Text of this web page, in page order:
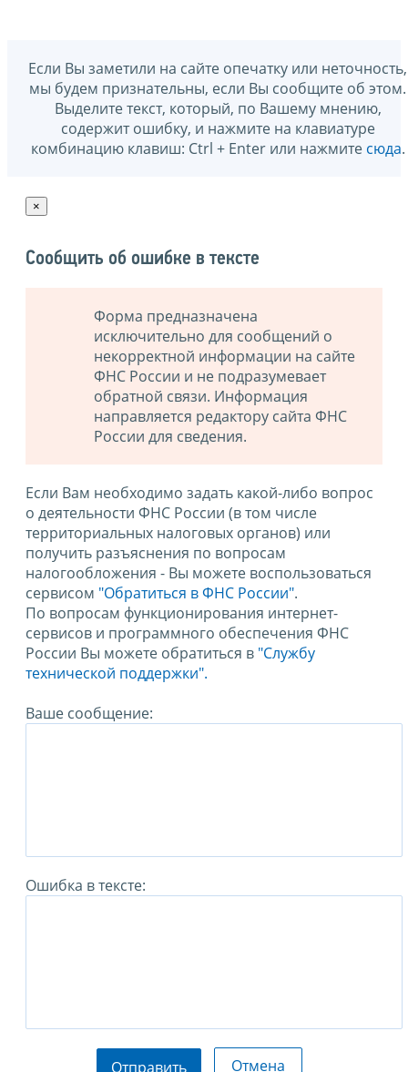
Если Вы заметили на сайте опечатку или неточность,
мы будем признательны, если Вы сообщите об этом.
Выделите текст, который, по Вашему мнению,
содержит ошибку, и нажмите на клавиатуре
комбинацию клавиш: Ctrl + Enter или нажмите сюда.
×
Сообщить об ошибке в тексте
Форма предназначена
исключительно для сообщений о
некорректной информации на сайте
ФНС России и не подразумевает
обратной связи. Информация
направляется редактору сайта ФНС
России для сведения.
Если Вам необходимо задать какой-либо вопрос
о деятельности ФНС России (в том числе
территориальных налоговых органов) или
получить разъяснения по вопросам
налогообложения - Вы можете воспользоваться
сервисом "Обратиться в ФНС России".
По вопросам функционирования интернет-
сервисов и программного обеспечения ФНС
России Вы можете обратиться в "Службу
технической поддержки".
Ваше сообщение:
Ошибка в тексте:
Отправить Отмена